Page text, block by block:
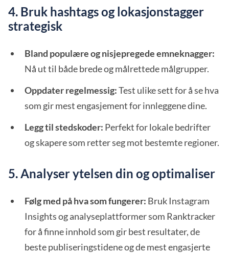
4. Bruk hashtags og lokasjonstagger
strategisk
Bland populære og nisjepregede emneknagger:
Nå ut til både brede og målrettede målgrupper.
Oppdater regelmessig:Test ulike sett for å se hva
som gir mest engasjement for innleggene dine.
Legg til stedskoder: Perfekt for lokale bedrifter
og skapere som retter seg mot bestemte regioner.
5. Analyser ytelsen din og optimaliser
Følg med på hva som fungerer: Bruk Instagram
Insights og analyseplattformer som Ranktracker
for å finne innhold som gir best resultater, de
beste publiseringstidene og de mest engasjerte